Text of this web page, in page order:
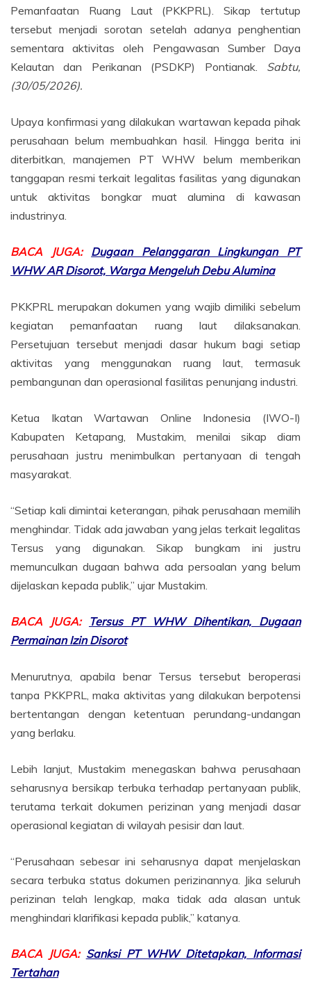
Pemanfaatan Ruang Laut (PKKPRL). Sikap tertutup
tersebut menjadi sorotan setelah adanya penghentian
sementara aktivitas oleh Pengawasan Sumber Daya
Kelautan dan Perikanan (PSDKP) Pontianak. Sabtu,
(30/05/2026).
Upaya konfirmasi yang dilakukan wartawan kepada pihak
perusahaan belum membuahkan hasil. Hingga berita ini
diterbitkan, manajemen PT WHW belum memberikan
tanggapan resmi terkait legalitas fasilitas yang digunakan
untuk aktivitas bongkar muat alumina di kawasan
industrinya.
BACA JUGA: Dugaan Pelanggaran Lingkungan PT
WHW AR Disorot, Warga Mengeluh Debu Alumina
PKKPRL merupakan dokumen yang wajib dimiliki sebelum
kegiatan pemanfaatan ruang laut dilaksanakan.
Persetujuan tersebut menjadi dasar hukum bagi setiap
aktivitas yang menggunakan ruang laut, termasuk
pembangunan dan operasional fasilitas penunjang industri.
Ketua Ikatan Wartawan Online Indonesia (IWO-I)
Kabupaten Ketapang, Mustakim, menilai sikap diam
perusahaan justru menimbulkan pertanyaan di tengah
masyarakat.
“Setiap kali dimintai keterangan, pihak perusahaan memilih
menghindar. Tidak ada jawaban yang jelas terkait legalitas
Tersus yang digunakan. Sikap bungkam ini justru
memunculkan dugaan bahwa ada persoalan yang belum
dijelaskan kepada publik,” ujar Mustakim.
BACA JUGA: Tersus PT WHW Dihentikan, Dugaan
Permainan Izin Disorot
Menurutnya, apabila benar Tersus tersebut beroperasi
tanpa PKKPRL, maka aktivitas yang dilakukan berpotensi
bertentangan dengan ketentuan perundang-undangan
yang berlaku.
Lebih lanjut, Mustakim menegaskan bahwa perusahaan
seharusnya bersikap terbuka terhadap pertanyaan publik,
terutama terkait dokumen perizinan yang menjadi dasar
operasional kegiatan di wilayah pesisir dan laut.
“Perusahaan sebesar ini seharusnya dapat menjelaskan
secara terbuka status dokumen perizinannya. Jika seluruh
perizinan telah lengkap, maka tidak ada alasan untuk
menghindari klarifikasi kepada publik,” katanya.
BACA JUGA: Sanksi PT WHW Ditetapkan, Informasi
Tertahan